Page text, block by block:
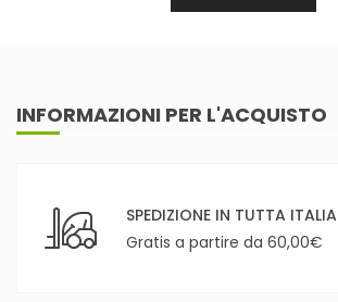
INFORMAZIONI PER L'ACQUISTO
SPEDIZIONE IN TUTTA ITALIA
Gratis a partire da 60,00€